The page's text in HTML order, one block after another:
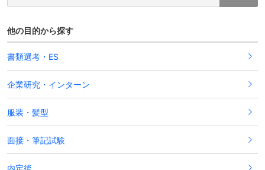
他の目的から探す
書類選考・ES
企業研究・インターン
服装・髪型
面接・筆記試験
内定後